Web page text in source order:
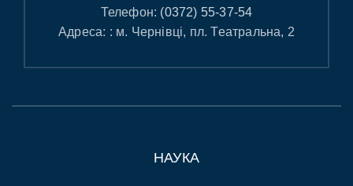
Телефон: (0372) 55-37-54
Адреса: : м. Чернівці, пл. Театральна, 2
НАУКА